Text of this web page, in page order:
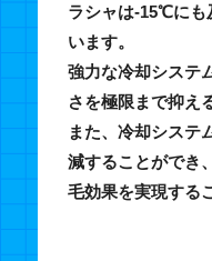
ラシャは-15℃にも
います。
強力な冷却システ
さを極限まで抑え
また、冷却システ
減することができ
毛効果を実現する